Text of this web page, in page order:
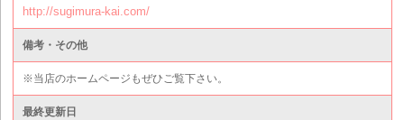
http://sugimura-kai.com/
備考・その他
※当店のホームページもぜひご覧下さい。
最終更新日